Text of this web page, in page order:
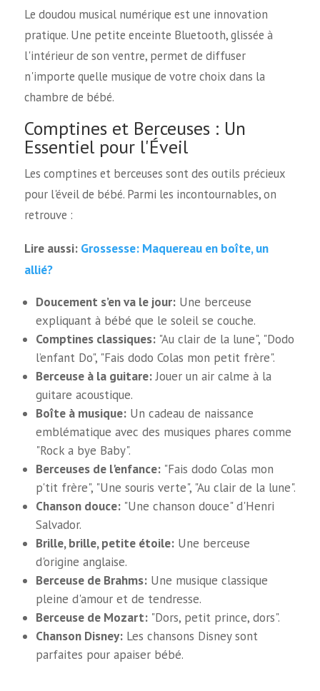
Le doudou musical numérique est une innovation
pratique. Une petite enceinte Bluetooth, glissée à
l'intérieur de son ventre, permet de diffuser
n'importe quelle musique de votre choix dans la
chambre de bébé.
Comptines et Berceuses : Un
Essentiel pour l'Éveil
Les comptines et berceuses sont des outils précieux
pour l'éveil de bébé. Parmi les incontournables, on
retrouve :
Lire aussi: Grossesse: Maquereau en boîte, un
allié?
Doucement s’en va le jour: Une berceuse
expliquant à bébé que le soleil se couche.
Comptines classiques: "Au clair de la lune", "Dodo
l’enfant Do", "Fais dodo Colas mon petit frère".
Berceuse à la guitare:Jouer un air calme à la
guitare acoustique.
Boîte à musique: Un cadeau de naissance
emblématique avec des musiques phares comme
"Rock a bye Baby".
Berceuses de l'enfance: "Fais dodo Colas mon
p'tit frère", "Une souris verte", "Au clair de la lune".
Chanson douce: "Une chanson douce" d'Henri
Salvador.
Brille, brille, petite étoile: Une berceuse
d'origine anglaise.
Berceuse de Brahms: Une musique classique
pleine d'amour et de tendresse.
Berceuse de Mozart: "Dors, petit prince, dors".
Chanson Disney: Les chansons Disney sont
parfaites pour apaiser bébé.